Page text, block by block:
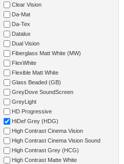
Clear Vision
Da-Mat
Da-Tex
Datalux
Dual Vision
Fiberglass Matt White (MW)
FlexWhite
Flexible Matt White
Glass Beaded (GB)
GreyDove SoundScreen
GreyLight
HD Progressive
HiDef Grey (HDG)
High Contrast Cinema Vision
High Contrast Cinema Vision Sound
High Contrast Grey (HCG)
High Contrast Matte White